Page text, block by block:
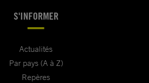
S'INFORMER
Actualités
Par pays (A à Z)
Repères